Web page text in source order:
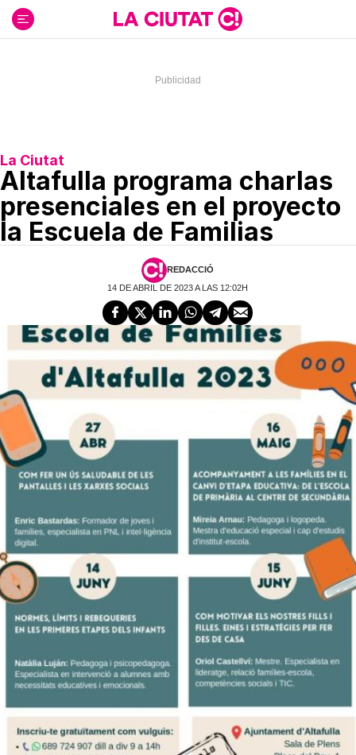
contenido
La Ciutat
Altafulla programa charlas
presenciales en el proyecto
la Escuela de Familias
REDACCIÓ
14 DE ABRIL DE 2023 A LAS 12:02H